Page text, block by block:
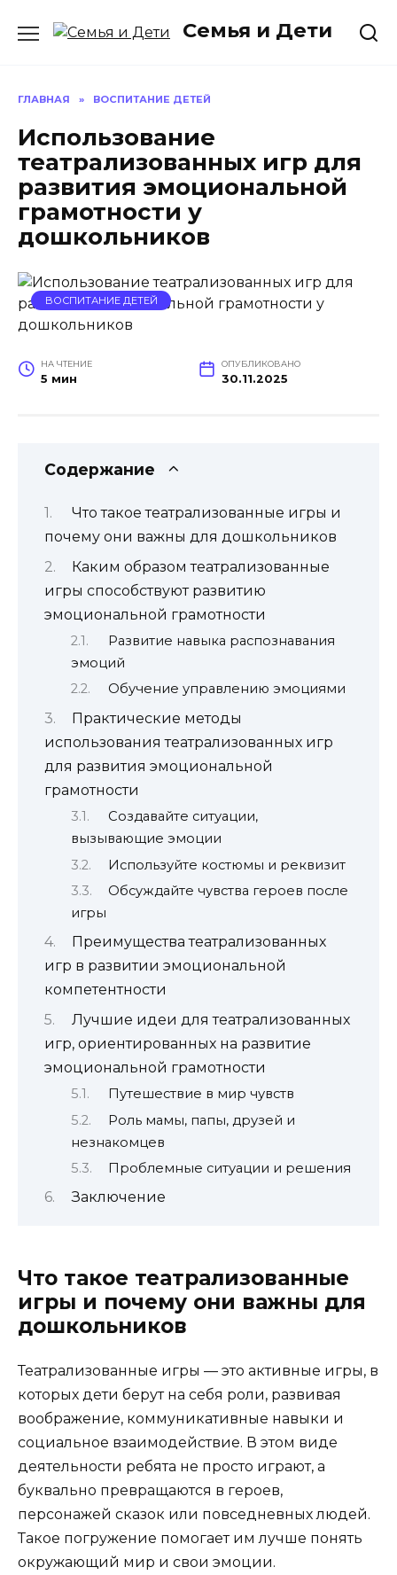
Семья и Дети
ГЛАВНАЯ » ВОСПИТАНИЕ ДЕТЕЙ
Использование
театрализованных игр для
развития эмоциональной
грамотности у
дошкольников
ВОСПИТАНИЕ ДЕТЕЙ
НА ЧТЕНИЕ
5 мин
ОПУБЛИКОВАНО
30.11.2025
Содержание
Что такое театрализованные игры и
почему они важны для дошкольников
Каким образом театрализованные
игры способствуют развитию
эмоциональной грамотности
Развитие навыка распознавания
эмоций
Обучение управлению эмоциями
Практические методы
использования театрализованных игр
для развития эмоциональной
грамотности
Создавайте ситуации,
вызывающие эмоции
Используйте костюмы и реквизит
Обсуждайте чувства героев после
игры
Преимущества театрализованных
игр в развитии эмоциональной
компетентности
Лучшие идеи для театрализованных
игр, ориентированных на развитие
эмоциональной грамотности
Путешествие в мир чувств
Роль мамы, папы, друзей и
незнакомцев
Проблемные ситуации и решения
Заключение
Что такое театрализованные
игры и почему они важны для
дошкольников
Театрализованные игры — это активные игры, в
которых дети берут на себя роли, развивая
воображение, коммуникативные навыки и
социальное взаимодействие. В этом виде
деятельности ребята не просто играют, а
буквально превращаются в героев,
персонажей сказок или повседневных людей.
Такое погружение помогает им лучше понять
окружающий мир и свои эмоции.